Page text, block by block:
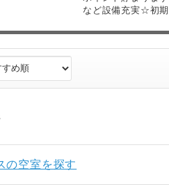
など設備充実☆初
の空室を探す